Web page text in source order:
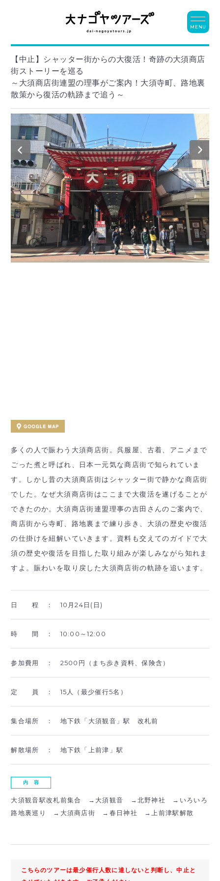
【中止】シャッター街からの大復活！奇跡の大須商店
街ストーリーを巡る
～大須商店街連盟の理事がご案内！大須寺町、路地裏
散策から復活の軌跡まで追う～
多くの人で賑わう大須商店街。呉服屋、古着、アニメまで
ごった煮と呼ばれ、日本一元気な商店街で知られていま
す。しかし昔の大須商店街はシャッター街で静かな商店街
でした。なぜ大須商店街はここまで大復活を遂げることが
できたのか。大須商店街連盟理事の吉田さんのご案内で、
商店街から寺町、路地裏まで練り歩き、大須の歴史や復活
の仕掛けを紐解いていきます。資料も交えてのガイドで大
須の歴史や復活を目指した取り組みが楽しみながら知れま
すよ。賑わいを取り戻した大須商店街の軌跡を追います。
日 程 ： 10月24日(日)
時 間 ： 10:00～12:00
参加費用 ： 2500円（まち歩き資料、保険含）
定 員 ： 15人（最少催行5名）
集合場所 ： 地下鉄「大須観音」駅 改札前
解散場所 ： 地下鉄「上前津」駅
内 容
大須観音駅改札前集合 →大須観音 →北野神社 →いろいろ
路地裏巡り →大須商店街 →春日神社 →上前津駅解散
こちらのツアーは最少催行人数に達しないと判断し、中止と
MENU